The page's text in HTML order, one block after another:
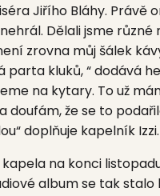
Jiřího Bláhy. Právě
Dělali jsme různé
zrovna můj šálek
kluků, “ dodává
na kytary. To už
že se to
doplňuje kapelník Izzi.
kapela na konci
album se tak